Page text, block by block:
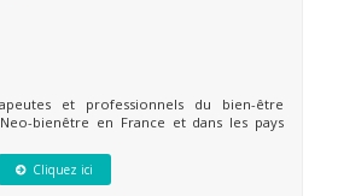
et professionnels du bien-être
bienêtre en France et dans les pays
Cliquez ici